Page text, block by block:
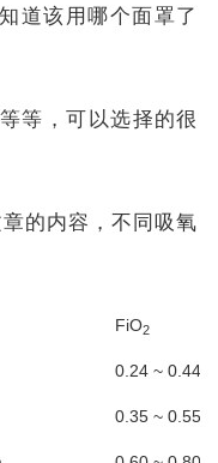
道该用哪个面罩了
等等，可以选择的很
的内容，不同吸氧
FiO2
0.24 ~ 0.44*
0.35 ~ 0.55*